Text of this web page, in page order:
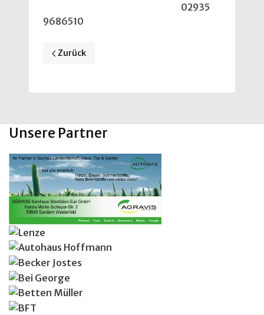
02935
9686510
Vorheriger Beitrag: Datenschutz
Zurück
Unsere Partner